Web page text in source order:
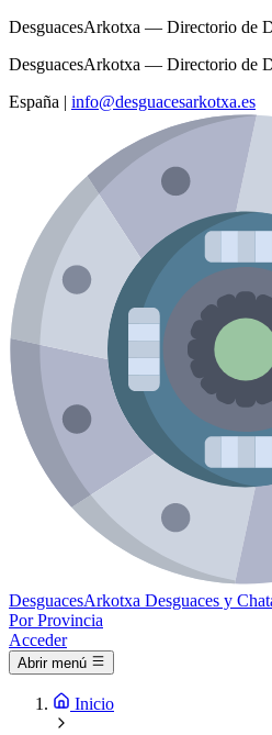
DesguacesArkotxa — Directorio de
DesguacesArkotxa — Directorio de
España | info@desguacesarkotxa.es
DesguacesArkotxa Desguaces y
Por Provincia
Acceder
Abrir menú
Inicio